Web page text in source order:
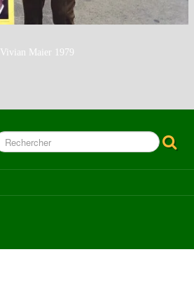
Vivian Maier 1979